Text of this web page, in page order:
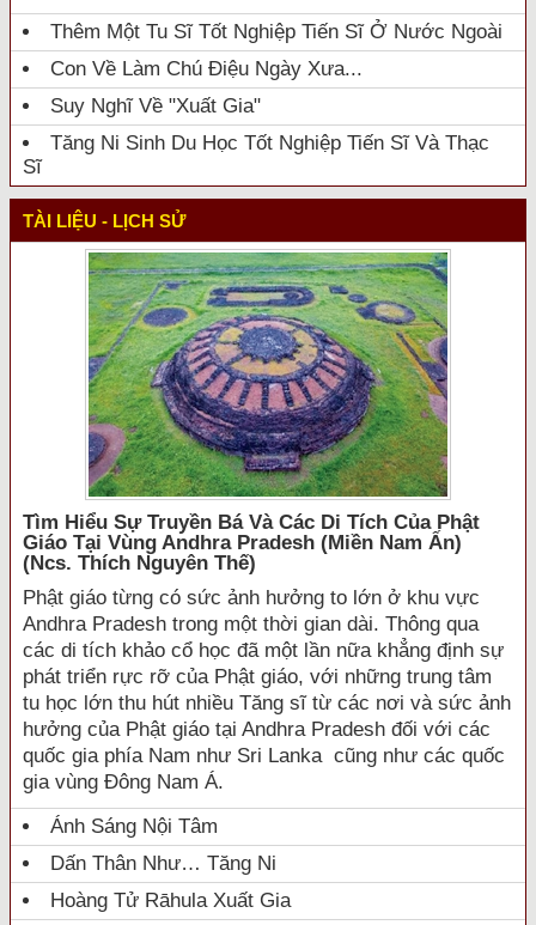
Thêm Một Tu Sĩ Tốt Nghiệp Tiến Sĩ Ở Nước Ngoài
Con Về Làm Chú Điệu Ngày Xưa...
Suy Nghĩ Về "xuất Gia"
Tăng Ni Sinh Du Học Tốt Nghiệp Tiến Sĩ Và Thạc
Sĩ
TÀI LIỆU - LỊCH SỬ
Tìm Hiểu Sự Truyền Bá Và Các Di Tích Của Phật
Giáo Tại Vùng Andhra Pradesh (miền Nam Ấn)
(ncs. Thích Nguyên Thế)
Phật giáo từng có sức ảnh hưởng to lớn ở khu vực
Andhra Pradesh trong một thời gian dài. Thông qua
các di tích khảo cổ học đã một lần nữa khẳng định sự
phát triển rực rỡ của Phật giáo, với những trung tâm
tu học lớn thu hút nhiều Tăng sĩ từ các nơi và sức ảnh
hưởng của Phật giáo tại Andhra Pradesh đối với các
quốc gia phía Nam như Sri Lanka cũng như các quốc
gia vùng Đông Nam Á.
Ánh Sáng Nội Tâm
Dấn Thân Như… Tăng Ni
Hoàng Tử Rāhula Xuất Gia